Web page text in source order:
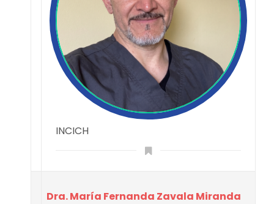
INCICH
Dra. María Fernanda Zavala Miranda